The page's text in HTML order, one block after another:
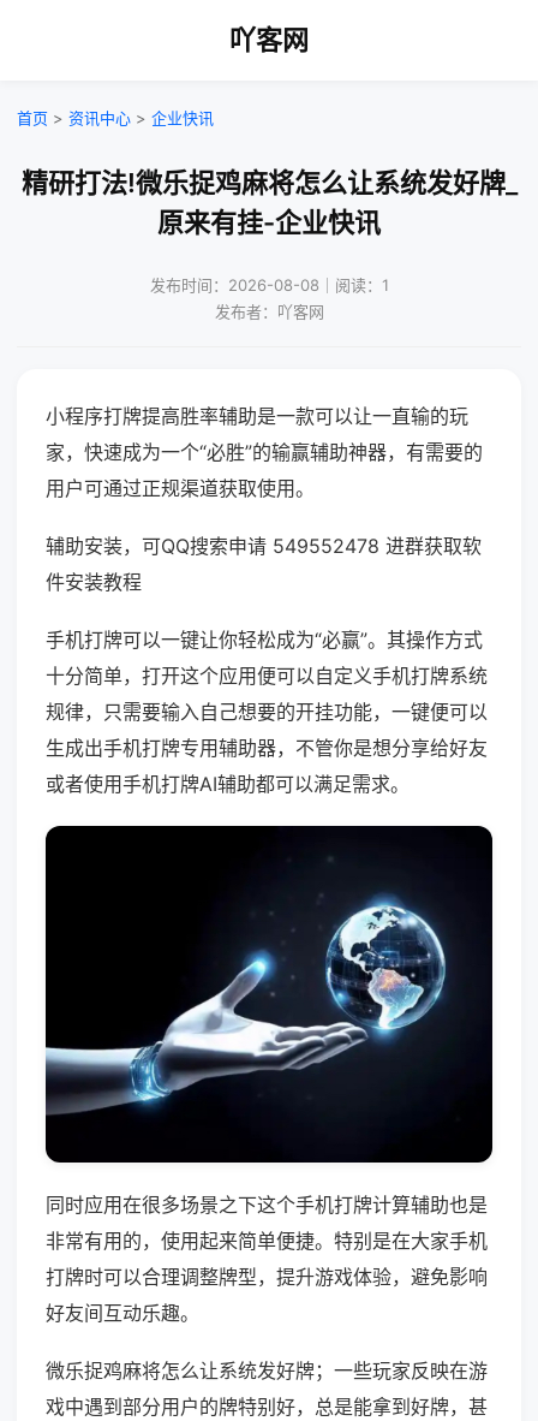
吖客网
首页 > 资讯中心 > 企业快讯
精研打法!微乐捉鸡麻将怎么让系统发好牌_
原来有挂-企业快讯
发布时间：2026-08-08｜阅读：1
发布者：吖客网
小程序打牌提高胜率辅助是一款可以让一直输的玩
家，快速成为一个“必胜”的输赢辅助神器，有需要的
用户可通过正规渠道获取使用。
辅助安装，可QQ搜索申请 549552478 进群获取软
件安装教程
手机打牌可以一键让你轻松成为“必赢”。其操作方式
十分简单，打开这个应用便可以自定义手机打牌系统
规律，只需要输入自己想要的开挂功能，一键便可以
生成出手机打牌专用辅助器，不管你是想分享给好友
或者使用手机打牌AI辅助都可以满足需求。
同时应用在很多场景之下这个手机打牌计算辅助也是
非常有用的，使用起来简单便捷。特别是在大家手机
打牌时可以合理调整牌型，提升游戏体验，避免影响
好友间互动乐趣。
微乐捉鸡麻将怎么让系统发好牌；一些玩家反映在游
戏中遇到部分用户的牌特别好，总是能拿到好牌，甚